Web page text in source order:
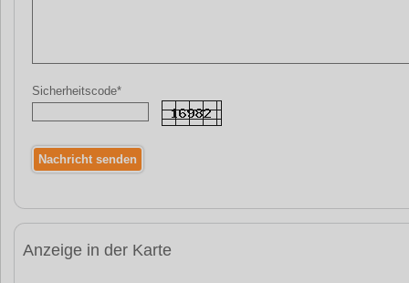
Sicherheitscode*
Anzeige in der Karte